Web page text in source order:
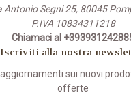
Antonio Segni 25, 80045
P.IVA 10834311218
Chiamaci al
Iscriviti alla nostra
sui nuovi
offerte